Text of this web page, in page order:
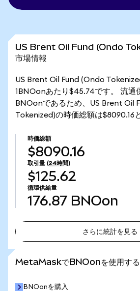
US Brent Oil Fund (Ondo
市場情報
US Brent Oil Fund (Ondo
1BNOonあたり$45.74です。 流通
BNOonであるため、US Brent Oil
Tokenized)の時価総額は$8090.16
時価総額
$8090.16
取引量 (24時間)
$125.62
循環供給量
176.87 BNOon
さらに統計を見る
MetaMaskでBNOonを使用す
BNOonを購入